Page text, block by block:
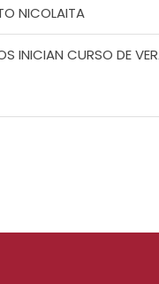
NICOLAITA
INICIAN CURSO DE